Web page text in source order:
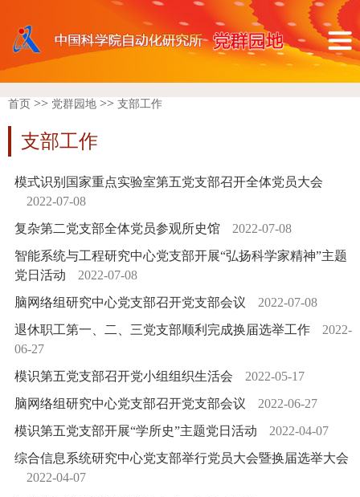
首页 >> 党群园地 >> 支部工作
支部工作
模式识别国家重点实验室第五党支部召开全体党员大会
2022-07-08
复杂第二党支部全体党员参观所史馆
2022-07-08
智能系统与工程研究中心党支部开展“弘扬科学家精神”主题
党日活动
2022-07-08
脑网络组研究中心党支部召开党支部会议
2022-07-08
退休职工第一、二、三党支部顺利完成换届选举工作
2022-
06-27
模识第五党支部召开党小组组织生活会
2022-05-17
脑网络组研究中心党支部召开党支部会议
2022-06-27
模识第五党支部开展“学所史”主题党日活动
2022-04-07
综合信息系统研究中心党支部举行党员大会暨换届选举大会
2022-04-07